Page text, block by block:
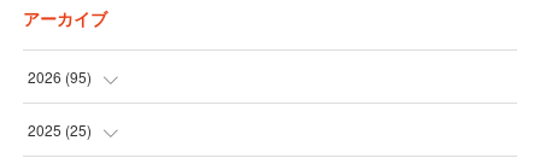
アーカイブ
2026 (95)
(5
2025 (25)